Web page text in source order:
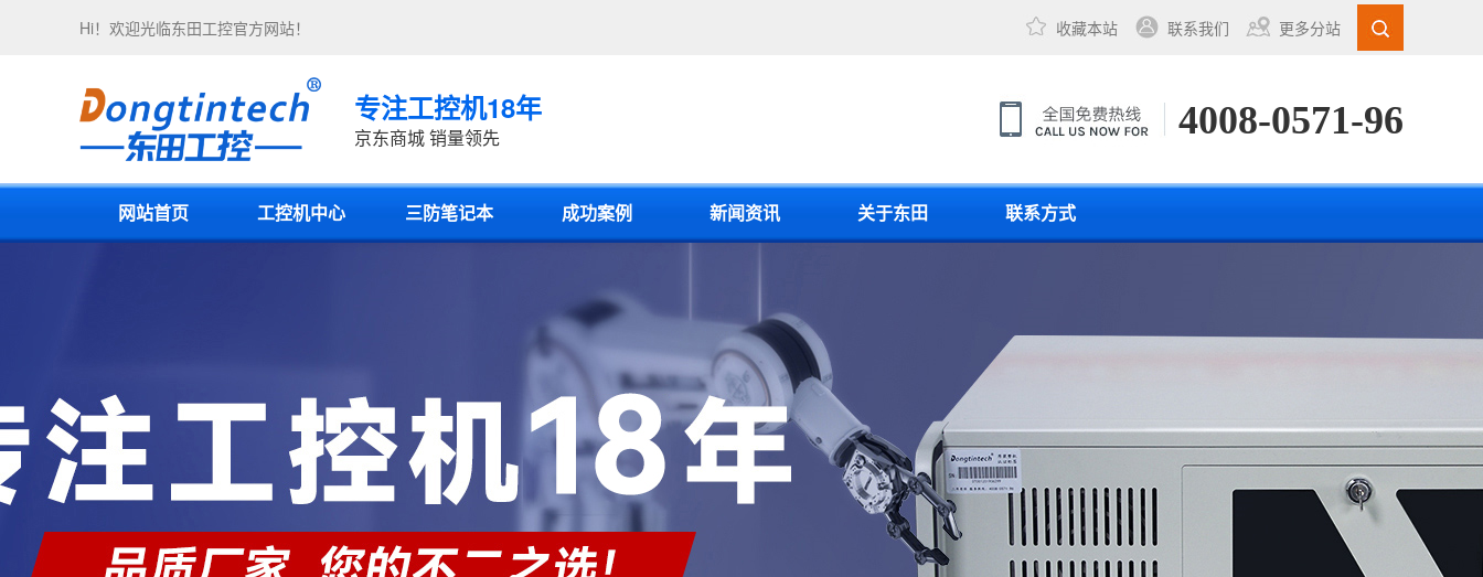
收藏本站 联系我们 更多分站
Hi！欢迎光临东田工控官方网站！
专注工控机18年
京东商城 销量领先 4008-0571-96
网站首页 工控机中心 三防笔记本 成功案例 新闻资讯 关于东田 联系方式